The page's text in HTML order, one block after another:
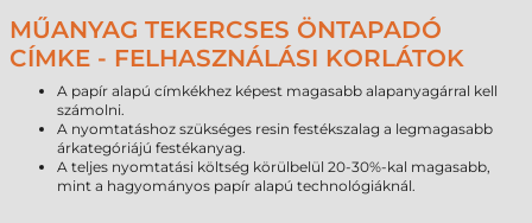
MŰANYAG TEKERCSES ÖNTAPADÓ
CÍMKE - FELHASZNÁLÁSI KORLÁTOK
A papír alapú címkékhez képest magasabb alapanyagárral kell
számolni.
A nyomtatáshoz szükséges resin festékszalag a legmagasabb
árkategóriájú festékanyag.
A teljes nyomtatási költség körülbelül 20-30%-kal magasabb,
mint a hagyományos papír alapú technológiáknál.